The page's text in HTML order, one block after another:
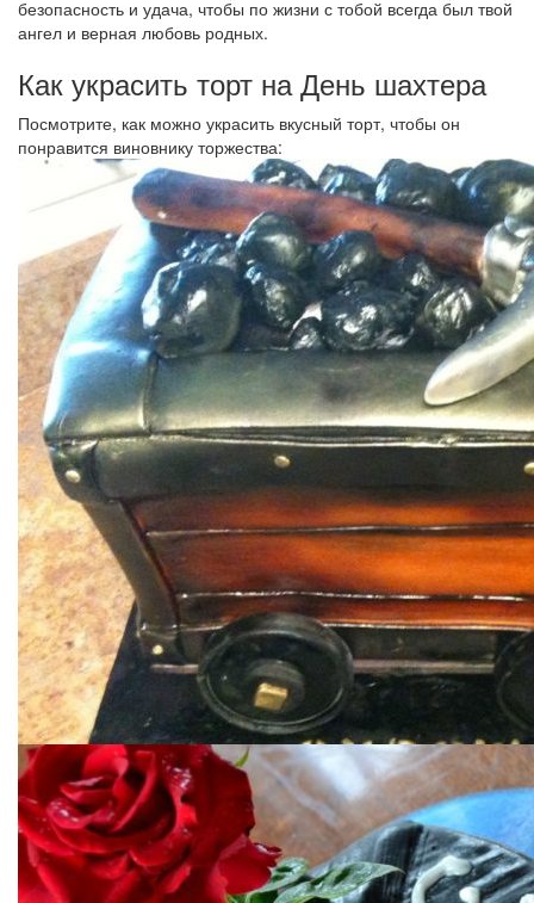
безопасность и удача, чтобы по жизни с тобой всегда был твой
ангел и верная любовь родных.
Как украсить торт на День шахтера
Посмотрите, как можно украсить вкусный торт, чтобы он
понравится виновнику торжества: